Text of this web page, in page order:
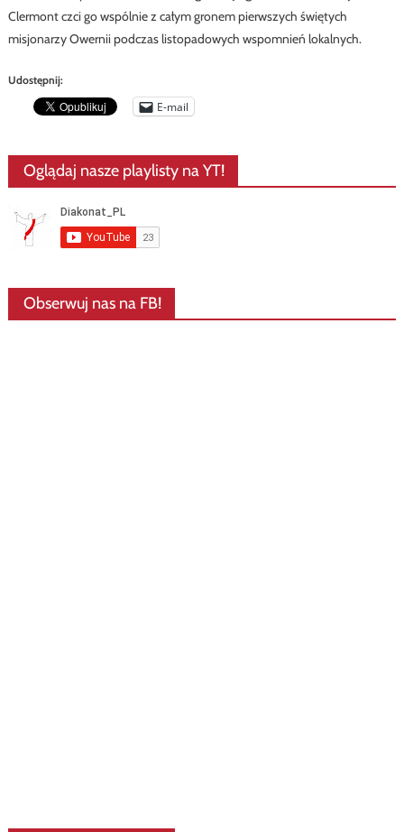
Clermont czci go wspólnie z całym gronem pierwszych świętych
misjonarzy Owernii podczas listopadowych wspomnień lokalnych.
Udostępnij:
E-mail
Oglądaj nasze playlisty na YT!
Obserwuj nas na FB!